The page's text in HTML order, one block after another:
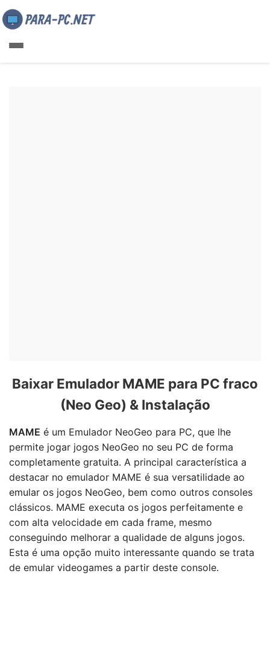
Baixar Emulador MAME para PC fraco
(Neo Geo) & Instalação
MAME é um Emulador NeoGeo para PC, que lhe
permite jogar jogos NeoGeo no seu PC de forma
completamente gratuita. A principal característica a
destacar no emulador MAME é sua versatilidade ao
emular os jogos NeoGeo, bem como outros consoles
clássicos. MAME executa os jogos perfeitamente e
com alta velocidade em cada frame, mesmo
conseguindo melhorar a qualidade de alguns jogos.
Esta é uma opção muito interessante quando se trata
de emular videogames a partir deste console.